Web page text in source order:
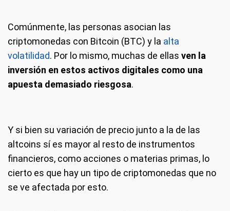
Comúnmente, las personas asocian las
criptomonedas con Bitcoin (BTC) y la alta
volatilidad. Por lo mismo, muchas de ellas ven la
inversión en estos activos digitales como una
apuesta demasiado riesgosa.
Y si bien su variación de precio junto a la de las
altcoins sí es mayor al resto de instrumentos
financieros, como acciones o materias primas, lo
cierto es que hay un tipo de criptomonedas que no
se ve afectada por esto.